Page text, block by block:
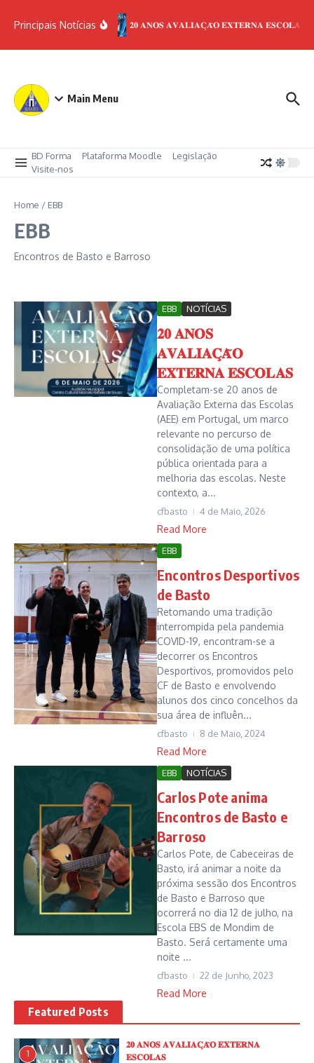
Principais Notícias
𝟐𝟎 𝐀𝐍𝐎𝐒 𝐀𝐕𝐀𝐋𝐈𝐀𝐂̧𝐀̃𝐎 𝐄𝐗𝐓𝐄𝐑𝐍𝐀 𝐄𝐒𝐂𝐎𝐋𝐀𝐒
Main Menu
BD Forma Plataforma Moodle
Legislação
Visite-nos
Home / EBB
EBB
Encontros de Basto e Barroso
EBB NOTÍCIAS
𝟐𝟎 𝐀𝐍𝐎𝐒
𝐀𝐕𝐀𝐋𝐈𝐀𝐂̧𝐀̃𝐎
𝐄𝐗𝐓𝐄𝐑𝐍𝐀 𝐄𝐒𝐂𝐎𝐋𝐀𝐒
Completam-se 20 anos de
Avaliação Externa das Escolas
(AEE) em Portugal, um marco
relevante no percurso de
consolidação de uma política
pública orientada para a
melhoria das escolas. Neste
contexto, a...
cfbasto 4 de Maio, 2026
Read More
EBB
Encontros Desportivos
de Basto
Retomando uma tradição
interrompida pela pandemia
COVID-19, encontram-se a
decorrer os Encontros
Desportivos, promovidos pelo
CF de Basto e envolvendo
alunos dos cinco concelhos da
sua área de influên...
cfbasto 8 de Maio, 2024
Read More
EBB NOTÍCIAS
Carlos Pote anima
Encontros de Basto e
Barroso
Carlos Pote, de Cabeceiras de
Basto, irá animar a noite da
próxima sessão dos Encontros
de Basto e Barroso que
ocorrerá no dia 12 de julho, na
Escola EBS de Mondim de
Basto. Será certamente uma
noite ...
cfbasto 22 de Junho, 2023
Read More
Featured Posts
1
𝟐𝟎 𝐀𝐍𝐎𝐒 𝐀𝐕𝐀𝐋𝐈𝐀𝐂̧𝐀̃𝐎 𝐄𝐗𝐓𝐄𝐑𝐍𝐀
𝐄𝐒𝐂𝐎𝐋𝐀𝐒